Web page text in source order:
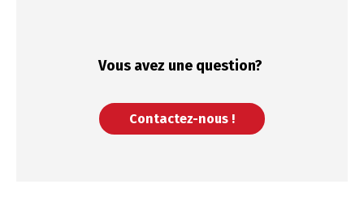
Vous avez une question?
Contactez-nous !